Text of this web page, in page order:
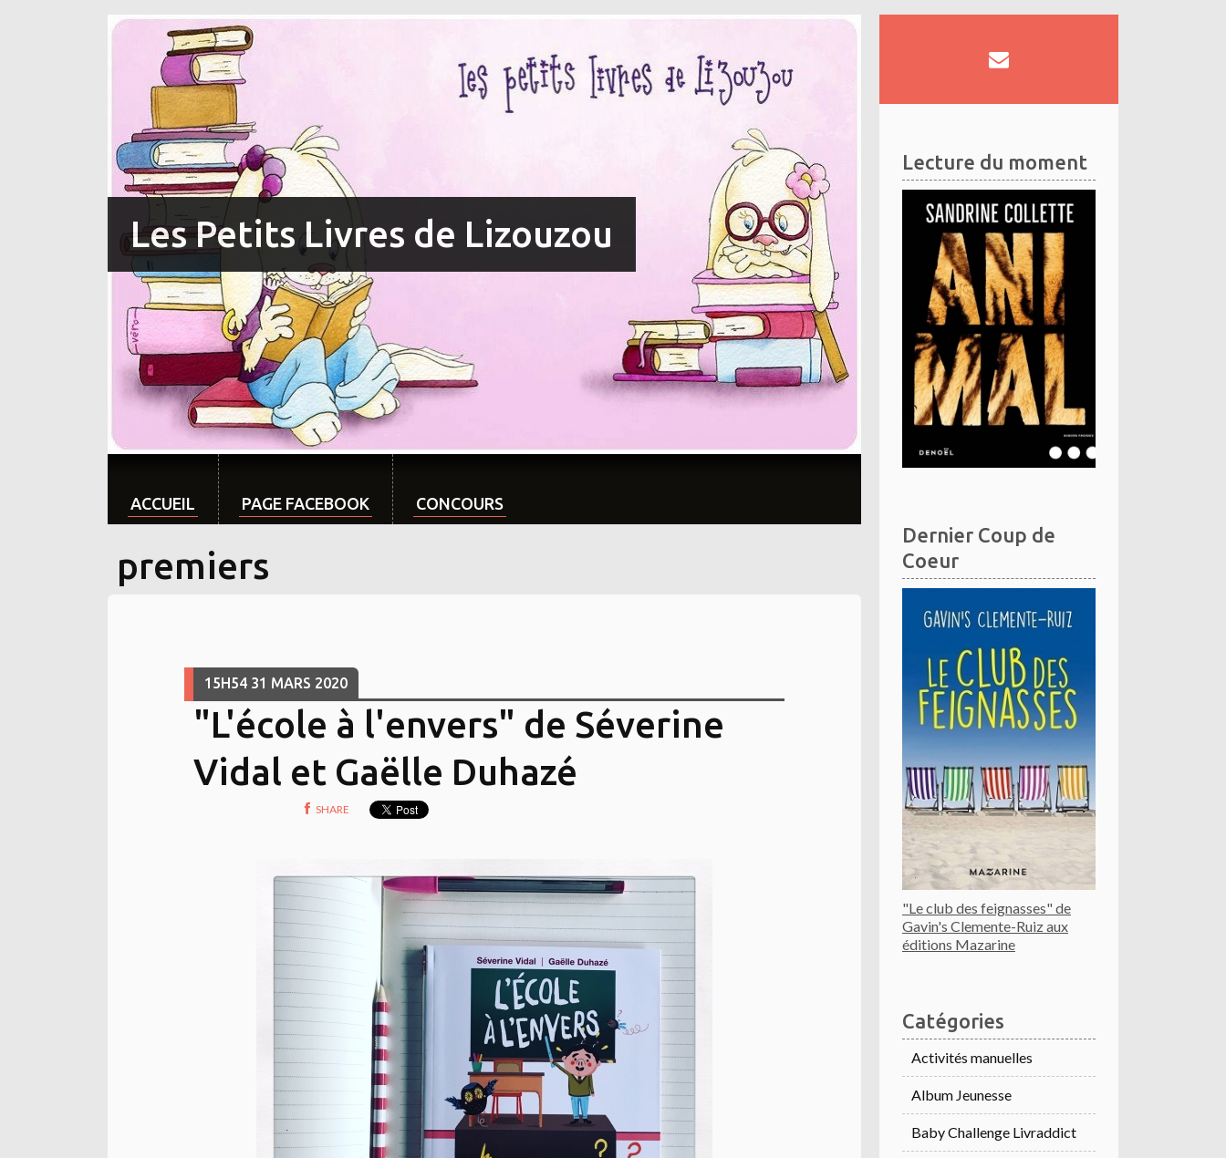
Les Petits Livres de Lizouzou
ACCUEIL PAGE FACEBOOK CONCOURS
premiers
15H54 31 MARS 2020
"L'école à l'envers" de Séverine
Vidal et Gaëlle Duhazé
SHARE
Lecture du moment
Dernier Coup de
Coeur
"Le club des feignasses" de
Gavin's Clemente-Ruiz aux
éditions Mazarine
Catégories
Activités manuelles
Album Jeunesse
Baby Challenge Livraddict